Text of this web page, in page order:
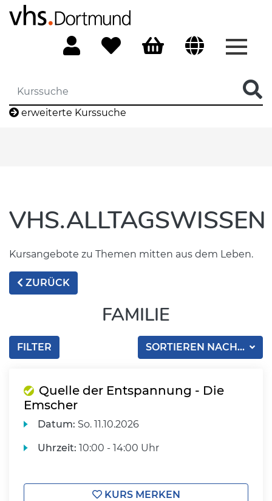
erweiterte Kurssuche
VHS.ALLTAGSWISSEN
Kursangebote zu Themen mitten aus dem Leben.
ZURÜCK
FAMILIE
SORTIEREN NACH...
FILTER
Quelle der Entspannung - Die
Emscher
Datum: So. 11.10.2026
Uhrzeit: 10:00 - 14:00 Uhr
KURS MERKEN